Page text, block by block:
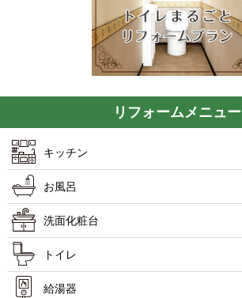
リフォームメニュー
キッチン
お風呂
洗面化粧台
トイレ
給湯器